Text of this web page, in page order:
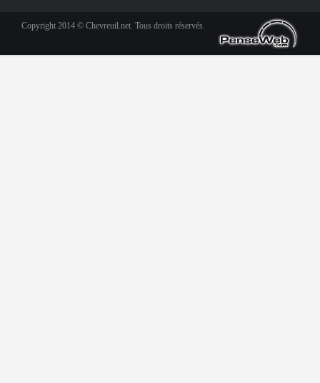
Copyright 2014 © Chevreuil.net. Tous droits réservés.